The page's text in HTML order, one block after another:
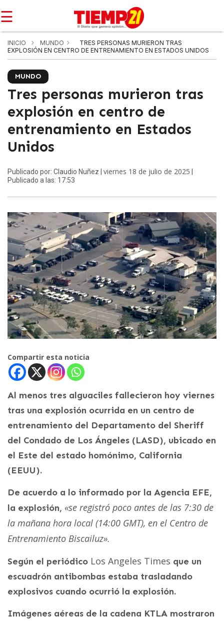
☰
INICIO MUNDO
TRES PERSONAS MURIERON TRAS
EXPLOSIÓN EN CENTRO DE ENTRENAMIENTO EN ESTADOS UNIDOS
MUNDO
Tres personas murieron tras
explosión en centro de
entrenamiento en Estados
Unidos
Publicado por: Claudio Nuñez | viernes 18 de julio de 2025
Publicado a las: 17:53
Compartir esta noticia
Al menos tres alguaciles fallecieron hoy viernes
tras una explosión ocurrida en un centro de
entrenamiento del Departamento del Sheriff
del Condado de Los Ángeles (LASD), ubicado en
el Este del estado homónimo, California
(EEUU).
De acuerdo a lo informado por la Agencia EFE,
la explosión, «se registró poco antes de las 7:30 de
la mañana hora local (14:00 GMT), en el Centro de
Entrenamiento Biscailuz».
Según el periódico Los Angeles Times que un
escuadrón antibombas estaba trasladando
explosivos cuando ocurrió la explosión.
Imágenes aéreas de la cadena KTLA mostraron